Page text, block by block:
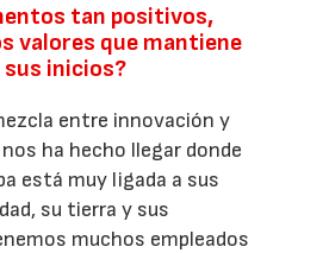
tan positivos,
valores que mantiene
sus inicios?
entre innovación y
ha hecho llegar donde
está muy ligada a sus
su tierra y sus
muchos empleados